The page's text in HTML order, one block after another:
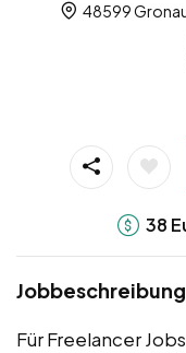
48599
38
Jobbeschreibung
Für Freelancer